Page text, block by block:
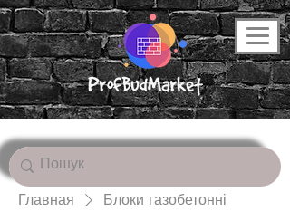
Главная Блоки газобетонні